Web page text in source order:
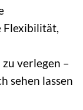
Flexibilität,
verlegen –
sehen lassen